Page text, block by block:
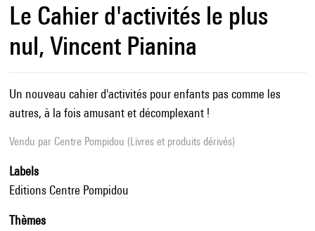
Le Cahier d'activités le plus
nul, Vincent Pianina
Un nouveau cahier d'activités pour enfants pas comme les
autres, à la fois amusant et décomplexant !
Vendu par Centre Pompidou (Livres et produits dérivés)
Labels
Editions Centre Pompidou
Thèmes